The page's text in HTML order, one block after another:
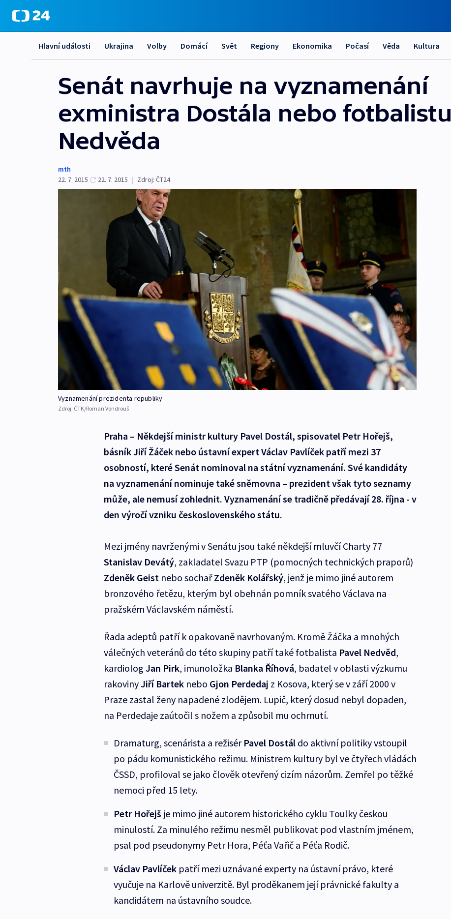
Hlavní události Ukrajina Volby Domácí Svět Regiony Ekonomika Počasí Věda Kultura
Senát navrhuje na vyznamenání
exministra Dostála nebo fotbalistu
Nedvěda
mth
22. 7. 2015
22. 7. 2015 | Zdroj: ČT24
Vyznamenání prezidenta republiky
Zdroj: ČTK/Roman Vondrouš
Praha – Někdejší ministr kultury Pavel Dostál, spisovatel Petr Hořejš,
básník Jiří Žáček nebo ústavní expert Václav Pavlíček patří mezi 37
osobností, které Senát nominoval na státní vyznamenání. Své kandidáty
na vyznamenání nominuje také sněmovna – prezident však tyto seznamy
může, ale nemusí zohlednit. Vyznamenání se tradičně předávají 28. října - v
den výročí vzniku československého státu.
Mezi jmény navrženými v Senátu jsou také někdejší mluvčí Charty 77
Stanislav Devátý, zakladatel Svazu PTP (pomocných technických praporů)
Zdeněk Geistnebo sochařZdeněk Kolářský, jenž je mimo jiné autorem
bronzového řetězu, kterým byl obehnán pomník svatého Václava na
pražském Václavském náměstí.
Řada adeptů patří k opakovaně navrhovaným. Kromě Žáčka a mnohých
válečných veteránů do této skupiny patří také fotbalista Pavel Nedvěd,
kardiolog Jan Pirk, imunoložka Blanka Říhová, badatel v oblasti výzkumu
rakovinyJiří Barteknebo Gjon Perdedaj z Kosova, který se v září 2000 v
Praze zastal ženy napadené zlodějem. Lupič, který dosud nebyl dopaden,
na Perdedaje zaútočil s nožem a způsobil mu ochrnutí.
Dramaturg, scenárista a režisér Pavel Dostáldo aktivní politiky vstoupil
po pádu komunistického režimu. Ministrem kultury byl ve čtyřech vládách
ČSSD, profiloval se jako člověk otevřený cizím názorům. Zemřel po těžké
nemoci před 15 lety.
Petr Hořejš je mimo jiné autorem historického cyklu Toulky českou
minulostí. Za minulého režimu nesměl publikovat pod vlastním jménem,
psal pod pseudonymy Petr Hora, Péťa Vařič a Péťa Rodič.
Václav Pavlíčekpatří mezi uznávané experty na ústavní právo, které
vyučuje na Karlově univerzitě. Byl proděkanem její právnické fakulty a
kandidátem na ústavního soudce.